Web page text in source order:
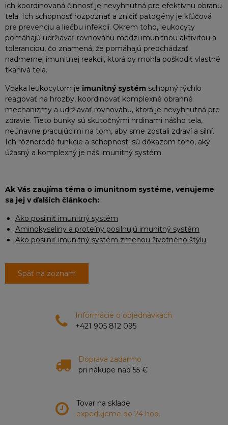
ich koordinovaná činnosť je nevyhnutná pre efektívnu obranu
tela. Ich schopnosť rozpoznať a zničiť patogény je kľúčová
pre prevenciu a liečbu infekcií. Okrem toho, leukocyty
pomáhajú udržiavať rovnováhu medzi imunitnou aktivitou a
toleranciou, čo znamená, že pomáhajú predchádzať
nadmernej imunitnej reakcii, ktorá by mohla poškodiť vlastné
tkanivá tela.
Vďaka leukocytom je imunitný systém schopný rýchlo
reagovať na hrozby, koordinovať komplexné obranné
mechanizmy a udržiavať rovnováhu, ktorá je nevyhnutná pre
zdravie. Tieto bunky sú skutočnými hrdinami nášho tela,
neúnavne pracujúcimi na tom, aby sme zostali zdraví a silní.
Ich rôznorodé funkcie a schopnosti sú dôkazom toho, aký
úžasný a komplexný je náš imunitný systém.
Ak Vás zaujíma téma o imunitnom systéme, venujeme
sa jej v ďalších článkoch:
Ako posilniť imunitný systém
Aminokyseliny a proteíny posilnujú imunitný systém
Ako posilniť imunitný systém zmenou životného štýlu
Späť na zoznam
Informácie o objednávkach
+421 905 812 095
Doprava zadarmo
pri nákupe nad 55 €
Tovar na sklade
expedujeme do 24 hod.